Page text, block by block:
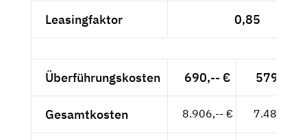
Leasingfaktor 0,85
Überführungskosten 690,-- € 579,83 €
Gesamtkosten 8.906,-- € 7.484,03